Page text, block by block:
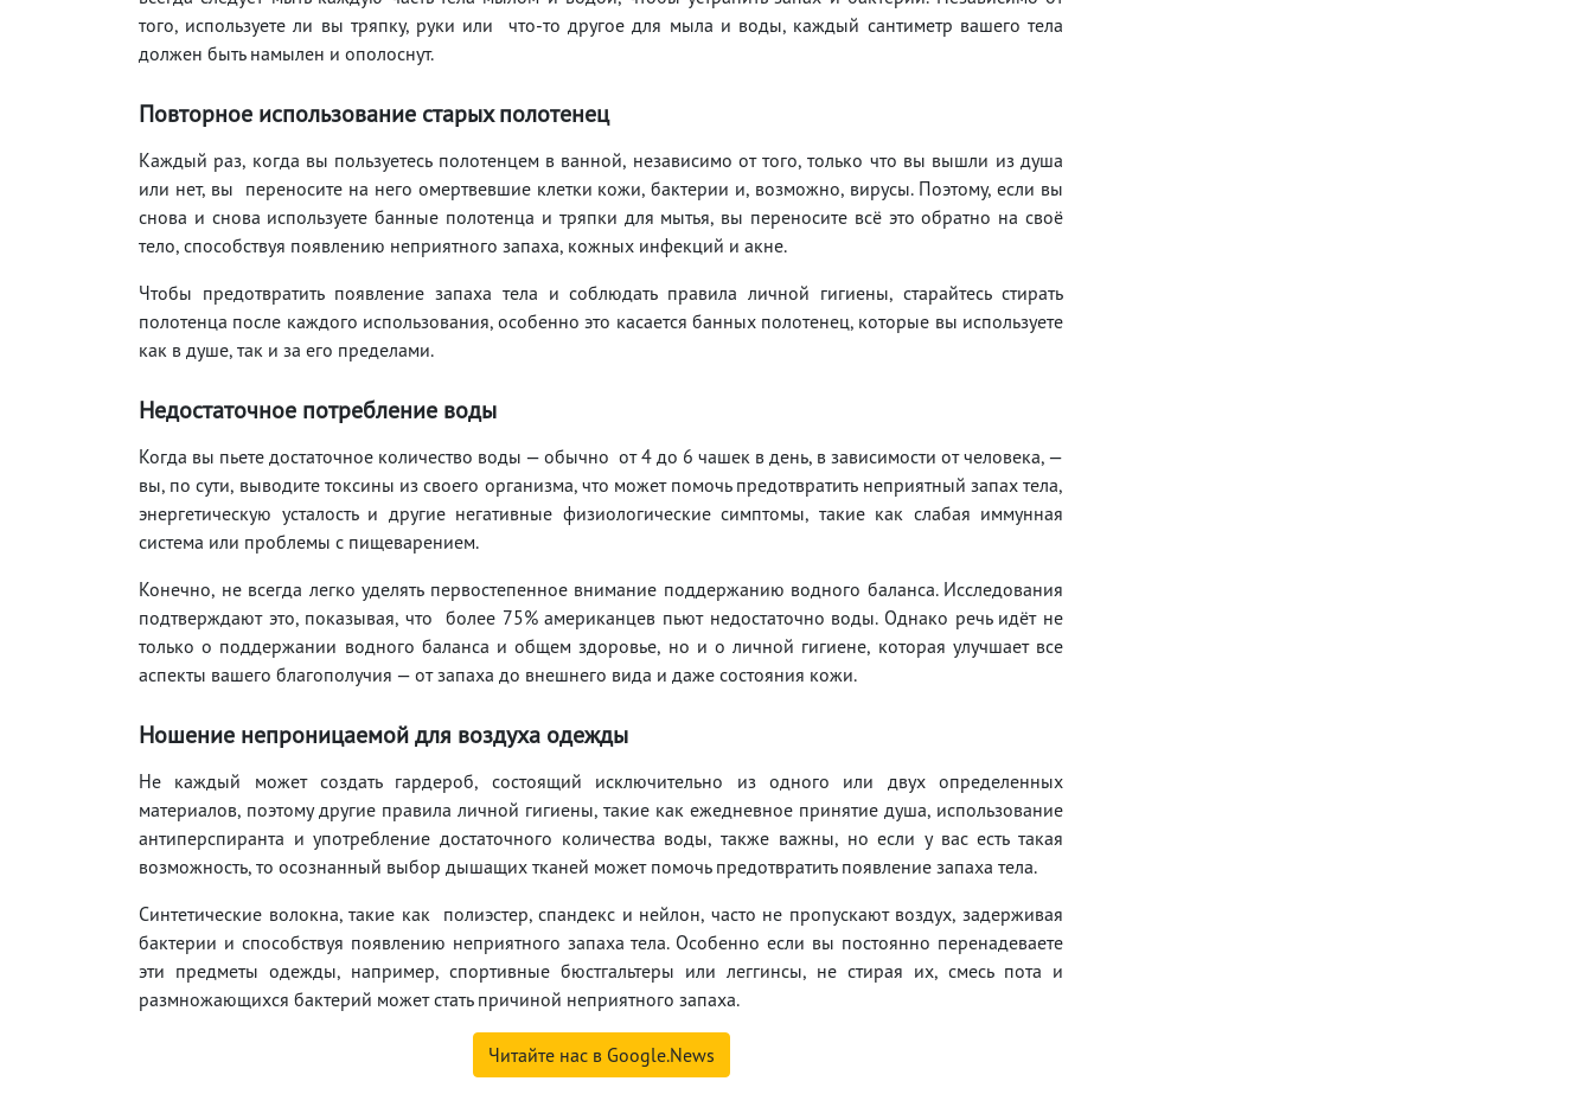
того, используете ли вы тряпку, руки или что-то другое для мыла и воды, каждый сантиметр вашего тела
должен быть намылен и ополоснут.
Повторное использование старых полотенец
Каждый раз, когда вы пользуетесь полотенцем в ванной, независимо от того, только что вы вышли из душа
или нет, вы переносите на него омертвевшие клетки кожи, бактерии и, возможно, вирусы. Поэтому, если вы
снова и снова используете банные полотенца и тряпки для мытья, вы переносите всё это обратно на своё
тело, способствуя появлению неприятного запаха, кожных инфекций и акне.
Чтобы предотвратить появление запаха тела и соблюдать правила личной гигиены, старайтесь стирать
полотенца после каждого использования, особенно это касается банных полотенец, которые вы используете
как в душе, так и за его пределами.
Недостаточное потребление воды
Когда вы пьете достаточное количество воды — обычно от 4 до 6 чашек в день, в зависимости от человека, —
вы, по сути, выводите токсины из своего организма, что может помочь предотвратить неприятный запах тела,
энергетическую усталость и другие негативные физиологические симптомы, такие как слабая иммунная
система или проблемы с пищеварением.
Конечно, не всегда легко уделять первостепенное внимание поддержанию водного баланса. Исследования
подтверждают это, показывая, что более 75% американцев пьют недостаточно воды. Однако речь идёт не
только о поддержании водного баланса и общем здоровье, но и о личной гигиене, которая улучшает все
аспекты вашего благополучия — от запаха до внешнего вида и даже состояния кожи.
Ношение непроницаемой для воздуха одежды
Не каждый может создать гардероб, состоящий исключительно из одного или двух определенных
материалов, поэтому другие правила личной гигиены, такие как ежедневное принятие душа, использование
антиперспиранта и употребление достаточного количества воды, также важны, но если у вас есть такая
возможность, то осознанный выбор дышащих тканей может помочь предотвратить появление запаха тела.
Синтетические волокна, такие как полиэстер, спандекс и нейлон, часто не пропускают воздух, задерживая
бактерии и способствуя появлению неприятного запаха тела. Особенно если вы постоянно перенадеваете
эти предметы одежды, например, спортивные бюстгальтеры или леггинсы, не стирая их, смесь пота и
размножающихся бактерий может стать причиной неприятного запаха.
Читайте нас в Google.News